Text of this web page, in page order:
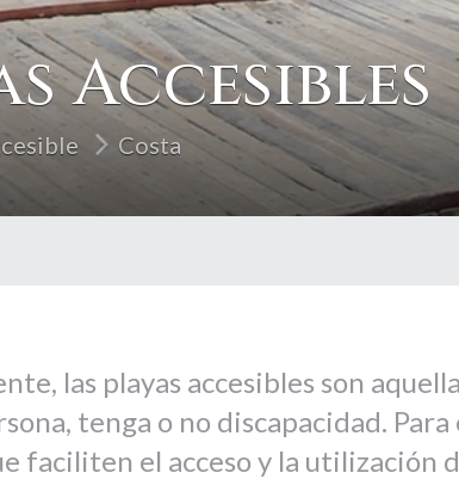
Accesibles
Costa
las playas accesibles son
tenga o no discapacidad.
faciliten el acceso y la utilización